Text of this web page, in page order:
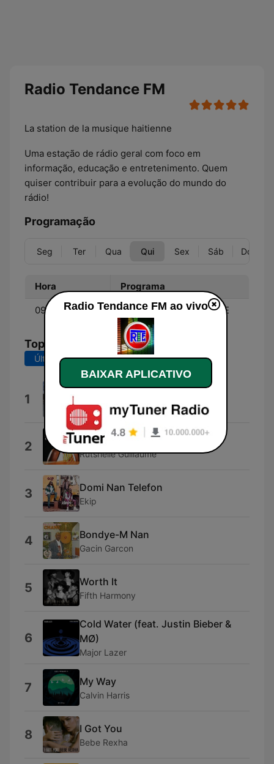
Radio Tendance FM
La station de la musique haitienne
Uma estação de rádio geral com foco em
informação, educação e entretenimento. Quem
quiser contribuir para a evolução do mundo do
rádio!
Programação
Seg Ter Qua Qui Sex Sáb Dom
Hora Programa
09:00 - 11:00 COMPAS LOVE - CREOLE
Top Músicas
Últimos 7 dias Últimos 30 dias
1 Maj, Victor Oquendo & Gabe Real
2 Wale
Rutshelle Guillaume
3 Domi Nan Telefon
Ekip
4 Bondye-M Nan
Gacin Garcon
5 Worth It
Fifth Harmony
6
Cold Water (feat. Justin Bieber &
MØ)
Major Lazer
7 My Way
Calvin Harris
8 I Got You
Bebe Rexha
Radio Tendance FM ao vivo
BAIXAR APLICATIVO